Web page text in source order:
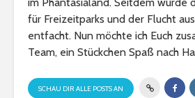
für Freizeitparks und der Flucht
entfacht. Nun möchte ich Euch
Team, ein Stückchen Spaß nach
SCHAU DIR ALLE POSTS AN